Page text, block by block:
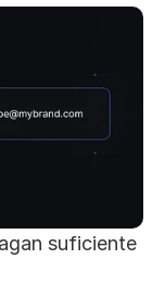
suficiente